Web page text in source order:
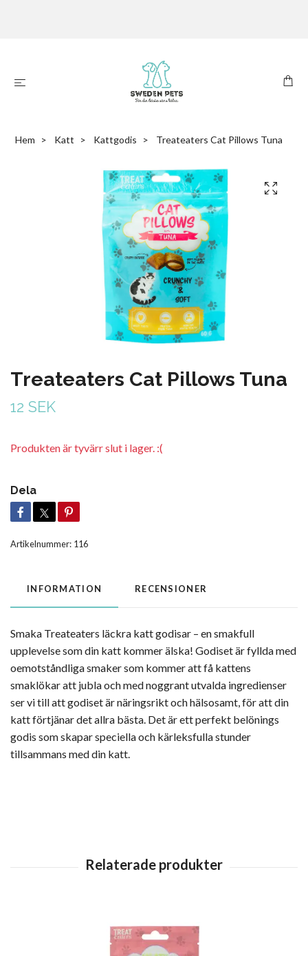
Hem Katt Kattgodis Treateaters Cat Pillows Tuna
Treateaters Cat Pillows Tuna
12 SEK
Produkten är tyvärr slut i lager. :(
Dela
Artikelnummer: 116
INFORMATION RECENSIONER
Smaka Treateaters läckra katt godisar – en smakfull
upplevelse som din katt kommer älska! Godiset är fyllda med
oemotståndliga smaker som kommer att få kattens
smaklökar att jubla och med noggrant utvalda ingredienser
ser vi till att godiset är näringsrikt och hälsosamt, för att din
katt förtjänar det allra bästa. Det är ett perfekt belönings
godis som skapar speciella och kärleksfulla stunder
tillsammans med din katt.